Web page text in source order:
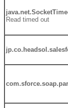
Read timed out